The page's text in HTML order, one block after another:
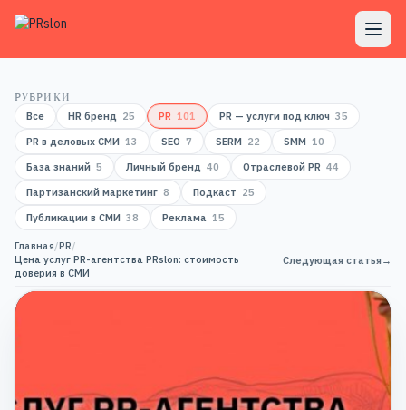
РУБРИКИ
Все
HR бренд 25 PR 101 PR — услуги под ключ 35
PR в деловых СМИ 13 SEO 7 SERM 22 SMM 10
База знаний 5 Личный бренд 40 Отраслевой PR 44
Партизанский маркетинг 8 Подкаст 25
Публикации в СМИ 38 Реклама 15
Главная/PR/
Цена услуг PR-агентства PRslon: стоимость
доверия в СМИ
Следующая статья→